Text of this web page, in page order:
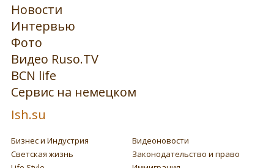
Новости
Интервью
Фото
Видео Ruso.TV
BCN life
Сервис на немецком
Ish.su
Бизнес и Индустрия
Видеоновости
Светская жизнь
Законодательство и право